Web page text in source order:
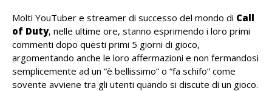
Molti YouTuber e streamer di successo del mondo di Call
of Duty, nelle ultime ore, stanno esprimendo i loro primi
commenti dopo questi primi 5 giorni di gioco,
argomentando anche le loro affermazioni e non fermandosi
semplicemente ad un “è bellissimo” o “fa schifo” come
sovente avviene tra gli utenti quando si discute di un gioco.